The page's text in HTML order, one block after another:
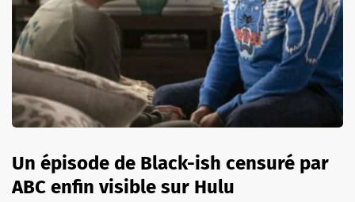
Un épisode de Black-ish censuré par
ABC enfin visible sur Hulu